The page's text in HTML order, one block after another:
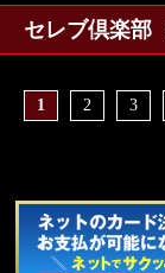
セレブ倶楽部
1 2 3